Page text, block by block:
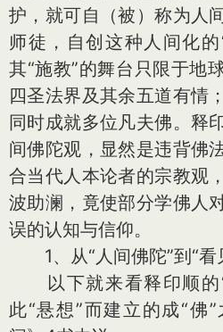
护，就可自（被）称为人
师徒，自创这种人间化的
其“施教”的舞台只限于地
四圣法界及其余五道有情
同时成就多位凡夫佛。释
间佛陀观，显然是违背佛
合当代人本论者的宗教观
波助澜，竟使部分学佛人
误的认知与信仰。
1、从“人间佛陀”到“看
以下就来看释印顺的“
此“悬想”而建立的成“佛